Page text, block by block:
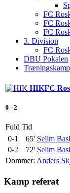
FC
FC
FC
3. Division
FC
DBU Pokalen
HIKFC
0 - 2
Fuld Tid
0-1
65' Selim
0-2
72' Selim
Dommer: Anders
Kamp referat